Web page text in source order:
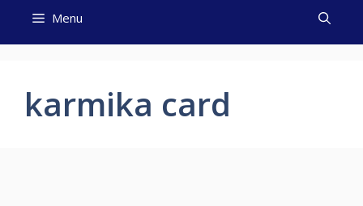
Menu
karmika card